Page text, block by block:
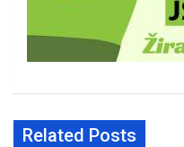
Related Posts